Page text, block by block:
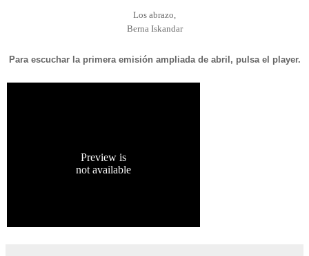
Los abrazo,
Berna Iskandar
Para escuchar la primera emisión ampliada de abril, pulsa el player.